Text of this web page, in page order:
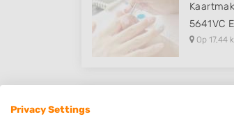
5641VC
Op 17,44
Privacy Settings